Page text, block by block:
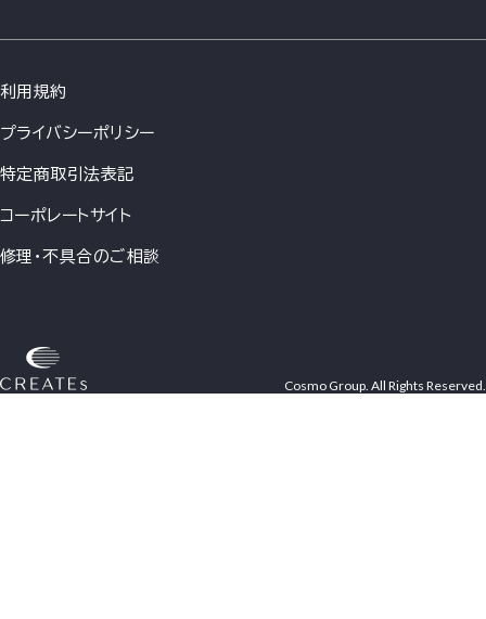
利用規約
プライバシーポリシー
特定商取引法表記
コーポレートサイト
修理・不具合のご相談
Cosmo Group. All Rights Reserved.